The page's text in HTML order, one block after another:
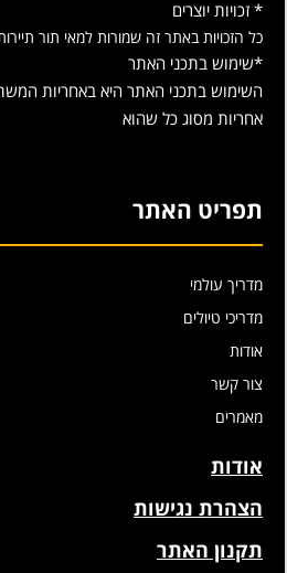
* זכויות יוצרים
כל הזכויות באתר זה שמורות למאי תור
*שימוש בתכני האתר
השימוש בתכני האתר היא באחריות
אחריות מסוג כל שהוא
תפריט האתר
מדריך עולמי
מדריכי טיולים
אודות
צור קשר
מאמרים
אודות
הצהרת נגישות
תקנון האתר